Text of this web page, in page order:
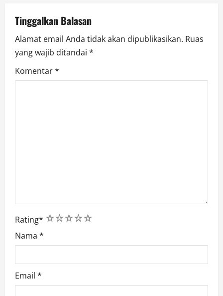
o
n
Tinggalkan Balasan
Alamat email Anda tidak akan dipublikasikan. Ruas
yang wajib ditandai *
Komentar*
Rating* 5
4
3
2
1
Nama *
Email *